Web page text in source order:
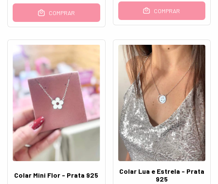
COMPRAR COMPRAR
Colar Mini Flor - Prata 925
Colar Lua e Estrela - Prata
925